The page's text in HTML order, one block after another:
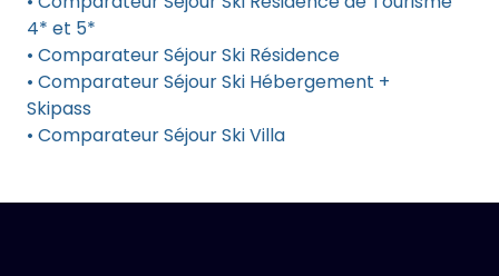
4* et 5*
• Comparateur Séjour Ski Résidence
• Comparateur Séjour Ski Hébergement +
Skipass
• Comparateur Séjour Ski Villa